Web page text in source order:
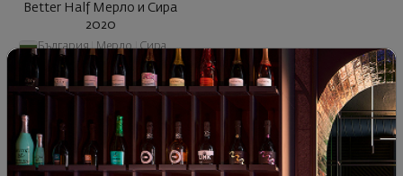
Better Half Мерло и Сира
2020
България | Мерло | Сира